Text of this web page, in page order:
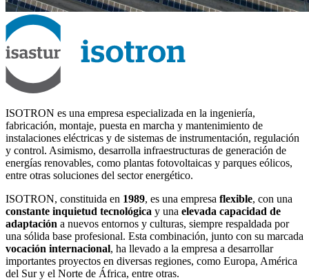
ISOTRON es una empresa especializada en la ingeniería,
fabricación, montaje, puesta en marcha y mantenimiento de
instalaciones eléctricas y de sistemas de instrumentación, regulación
y control. Asimismo, desarrolla infraestructuras de generación de
energías renovables, como plantas fotovoltaicas y parques eólicos,
entre otras soluciones del sector energético.
ISOTRON, constituida en 1989, es una empresa flexible, con una
constante inquietud tecnológica y una elevada capacidad de
adaptación a nuevos entornos y culturas, siempre respaldada por
una sólida base profesional. Esta combinación, junto con su marcada
vocación internacional, ha llevado a la empresa a desarrollar
importantes proyectos en diversas regiones, como Europa, América
del Sur y el Norte de África, entre otras.